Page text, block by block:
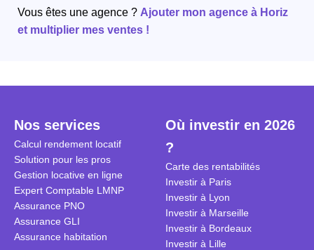
Vous êtes une agence ? Ajouter mon agence à Horiz
et multiplier mes ventes !
Nos services
Calcul rendement locatif
Solution pour les pros
Gestion locative en ligne
Expert Comptable LMNP
Assurance PNO
Assurance GLI
Assurance habitation
Où investir en 2026
?
Carte des rentabilités
Investir à Paris
Investir à Lyon
Investir à Marseille
Investir à Bordeaux
Investir à Lille